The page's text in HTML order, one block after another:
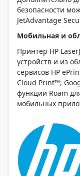
безопасности
JetAdvantage
Мобильная и
Принтер HP
устройств и из
сервисов HP
Cloud Print™;
функции Roam
мобильных